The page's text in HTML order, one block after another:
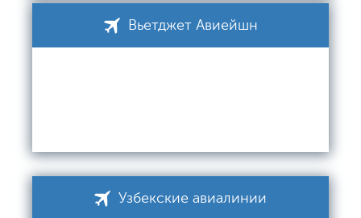
Вьетджет Авиейшн
Узбекские авиалинии